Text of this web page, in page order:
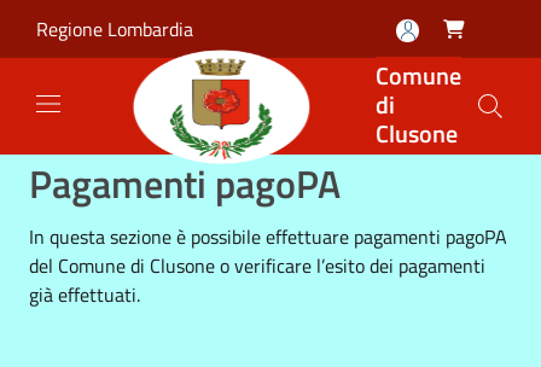
Regione Lombardia 
Comune
di
Clusone
Pagamenti pagoPA
In questa sezione è possibile effettuare pagamenti pagoPA
del Comune di Clusone o verificare l’esito dei pagamenti
già effettuati.